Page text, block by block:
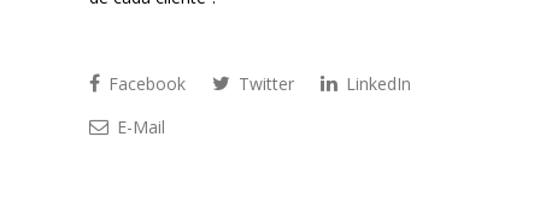
Facebook Twitter
LinkedIn
E-Mail